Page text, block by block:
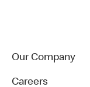
Our Company
Careers